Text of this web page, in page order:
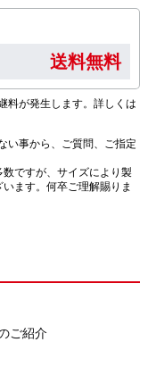
送料無料
料が発生します。詳しくは
い事から、ご質問、ご指定
ですが、サイズにより製
ます。何卒ご理解賜りま
ご紹介